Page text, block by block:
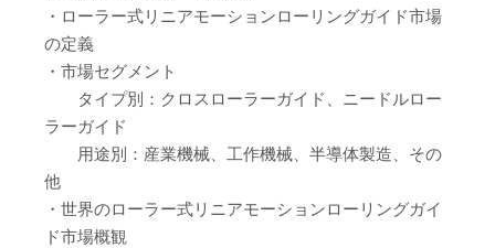
・ローラー式リニアモーションローリングガイド市場
の定義
・市場セグメント
タイプ別：クロスローラーガイド、ニードルロー
ラーガイド
用途別：産業機械、工作機械、半導体製造、その
他
・世界のローラー式リニアモーションローリングガイ
ド市場概観